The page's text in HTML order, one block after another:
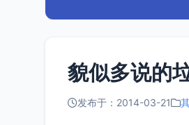
貌似多说的
发布于：2014-03-21